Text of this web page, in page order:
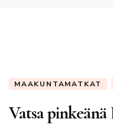
MAAKUNTAMATKAT
Vatsa